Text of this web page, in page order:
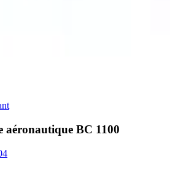
aéronautique BC 1100